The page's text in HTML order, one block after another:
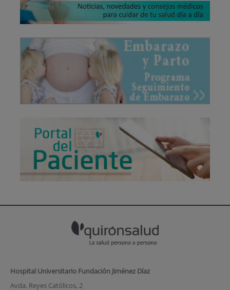
Hospital Universitario Fundación Jiménez Díaz
Avda. Reyes Católicos, 2